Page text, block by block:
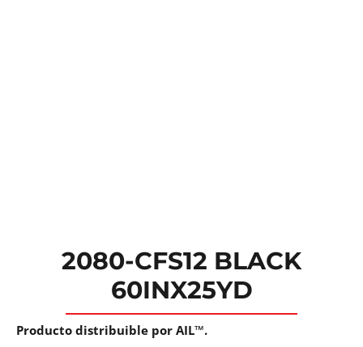
2080-CFS12 BLACK
60INX25YD
Producto distribuible por AIL™.